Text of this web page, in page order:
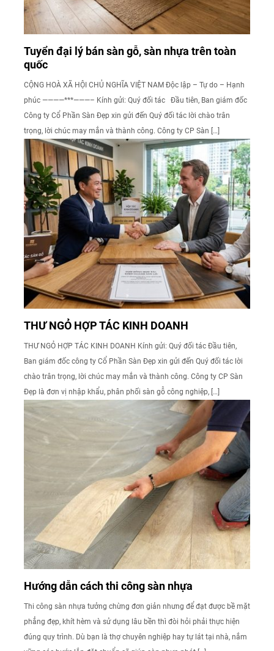
Tuyển đại lý bán sàn gỗ, sàn nhựa trên toàn
quốc
CỘNG HOÀ XÃ HỘI CHỦ NGHĨA VIỆT NAM Độc lập – Tự do – Hạnh
phúc ————***———– Kính gửi: Quý đối tác Đầu tiên, Ban giám đốc
Công ty Cổ Phần Sàn Đẹp xin gửi đến Quý đối tác lời chào trân
trọng, lời chúc may mắn và thành công. Công ty CP Sàn […]
THƯ NGỎ HỢP TÁC KINH DOANH
THƯ NGỎ HỢP TÁC KINH DOANH Kính gửi: Quý đối tác Đầu tiên,
Ban giám đốc công ty Cổ Phần Sàn Đẹp xin gửi đến Quý đối tác lời
chào trân trọng, lời chúc may mắn và thành công. Công ty CP Sàn
Đẹp là đơn vị nhập khẩu, phân phối sàn gỗ công nghiệp, […]
Hướng dẫn cách thi công sàn nhựa
Thi công sàn nhựa tưởng chừng đơn giản nhưng để đạt được bề mặt
phẳng đẹp, khít hèm và sử dụng lâu bền thì đòi hỏi phải thực hiện
đúng quy trình. Dù bạn là thợ chuyên nghiệp hay tự lát tại nhà, nắm